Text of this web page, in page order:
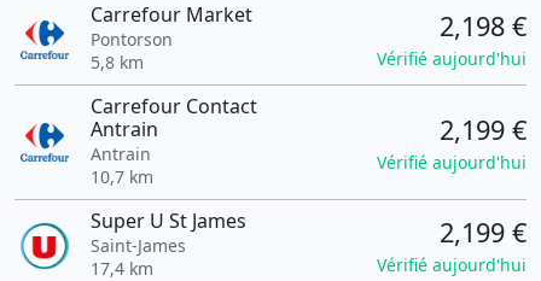
Carrefour Market
Pontorson
5,8 km
2,198 €
Vérifié aujourd'hui
Carrefour Contact
Antrain
Antrain
10,7 km
2,199 €
Vérifié aujourd'hui
Super U St James
Saint-James
17,4 km
2,199 €
Vérifié aujourd'hui